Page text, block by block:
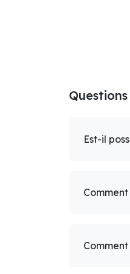
Est-il